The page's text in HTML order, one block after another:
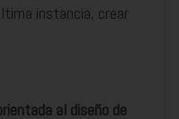
instancia, crear
al diseño de